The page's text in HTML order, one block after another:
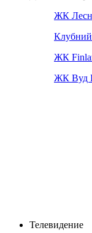
ЖК
Клубний
ЖК
ЖК Вуд
Телевидение